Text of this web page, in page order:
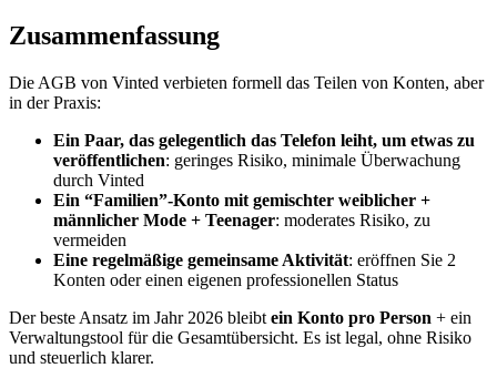
Zusammenfassung
Die AGB von Vinted verbieten formell das Teilen von Konten, aber
in der Praxis:
Ein Paar, das gelegentlich das Telefon leiht, um etwas zu
veröffentlichen: geringes Risiko, minimale Überwachung
durch Vinted
Ein “Familien”-Konto mit gemischter weiblicher +
männlicher Mode + Teenager: moderates Risiko, zu
vermeiden
Eine regelmäßige gemeinsame Aktivität: eröffnen Sie 2
Konten oder einen eigenen professionellen Status
Der beste Ansatz im Jahr 2026 bleibt ein Konto pro Person + ein
Verwaltungstool für die Gesamtübersicht. Es ist legal, ohne Risiko
und steuerlich klarer.